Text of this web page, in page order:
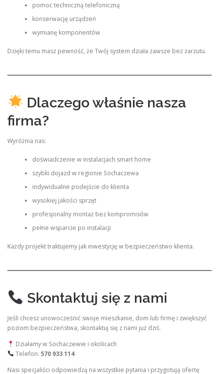
pomoc techniczną telefoniczną
konserwację urządzeń
wymianę komponentów
Dzięki temu masz pewność, że Twój system działa zawsze bez zarzutu.
Dlaczego właśnie nasza
firma?
Wyróżnia nas:
doświadczenie w instalacjach smart home
szybki dojazd w regionie Sochaczewa
indywidualne podejście do klienta
wysokiej jakości sprzęt
profesjonalny montaż bez kompromisów
pełne wsparcie po instalacji
Każdy projekt traktujemy jak inwestycję w bezpieczeństwo klienta.
Skontaktuj się z nami
Jeśli chcesz unowocześnić swoje mieszkanie, dom lub firmę i zwiększyć
poziom bezpieczeństwa, skontaktuj się z nami już dziś.
Działamy w Sochaczewie i okolicach
Telefon: 570 933 114
Nasi specjaliści odpowiedzą na wszystkie pytania i przygotują ofertę